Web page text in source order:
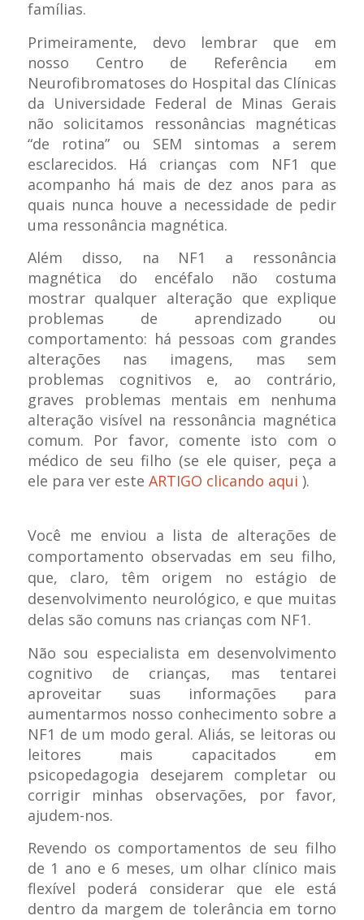
famílias.
Primeiramente, devo lembrar que em
nosso Centro de Referência em
Neurofibromatoses do Hospital das Clínicas
da Universidade Federal de Minas Gerais
não solicitamos ressonâncias magnéticas
“de rotina” ou SEM sintomas a serem
esclarecidos. Há crianças com NF1 que
acompanho há mais de dez anos para as
quais nunca houve a necessidade de pedir
uma ressonância magnética.
Além disso, na NF1 a ressonância
magnética do encéfalo não costuma
mostrar qualquer alteração que explique
problemas de aprendizado ou
comportamento: há pessoas com grandes
alterações nas imagens, mas sem
problemas cognitivos e, ao contrário,
graves problemas mentais em nenhuma
alteração visível na ressonância magnética
comum. Por favor, comente isto com o
médico de seu filho (se ele quiser, peça a
ele para ver este ARTIGO clicando aqui ).
Você me enviou a lista de alterações de
comportamento observadas em seu filho,
que, claro, têm origem no estágio de
desenvolvimento neurológico, e que muitas
delas são comuns nas crianças com NF1.
Não sou especialista em desenvolvimento
cognitivo de crianças, mas tentarei
aproveitar suas informações para
aumentarmos nosso conhecimento sobre a
NF1 de um modo geral. Aliás, se leitoras ou
leitores mais capacitados em
psicopedagogia desejarem completar ou
corrigir minhas observações, por favor,
ajudem-nos.
Revendo os comportamentos de seu filho
de 1 ano e 6 meses, um olhar clínico mais
flexível poderá considerar que ele está
dentro da margem de tolerância em torno